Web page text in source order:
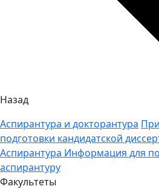
Назад
Аспирантура и докторантура
подготовки кандидатской
Аспирантура Информация для
аспирантуру
Факультеты